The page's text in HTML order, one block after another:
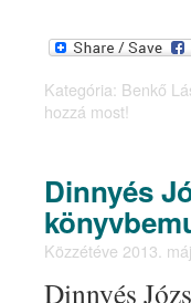
Kategória: Benkő
hozzá most!
Dinnyés
Közzétéve 2013.
Dinnyés